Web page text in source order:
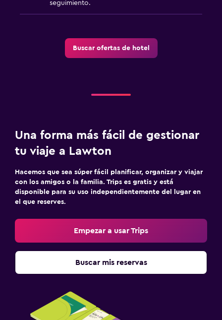
Tienda de regalos
Estacionamiento y transporte
Gimnasio
seguimiento.
Buscar ofertas de hotel
Una forma más fácil de gestionar
tu viaje a Lawton
Hacemos que sea súper fácil planificar, organizar y viajar
con los amigos o la familia. Trips es gratis y está
disponible para su uso independientemente del lugar en
el que reserves.
Empezar a usar Trips
Buscar mis reservas